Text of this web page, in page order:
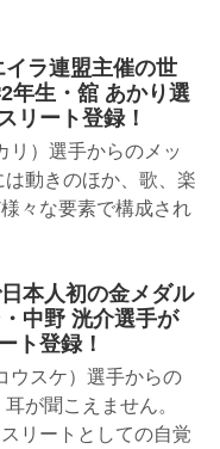
ラ連盟主催の世
年生・舘 あかり選
リート登録！
リ）選手からのメッ
動きのほか、歌、楽
々な要素で構成され
本人初の金メダル
中野 洸介選手が
ト登録！
ウスケ）選手からの
が聞こえません。
リートとしての自覚